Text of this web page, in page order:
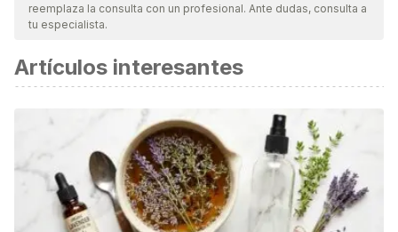
vigencia y validez.La bibliografía de este artículo fue
científica.
Bel, O. (2019).¿Follamos?Brigde
Amor y sexualidad en las personas
mayores: transgresiones y secretos
. Gedisa.
Castro, R., I. (2021).Sexo y silencio
. Pre-Textos
Ce., C. (2022).Vinculear, prácticas para el buen sexo.
Planeta.
reemplaza la consulta con un profesional. Ante dudas, consulta a
tu especialista.
Artículos interesantes